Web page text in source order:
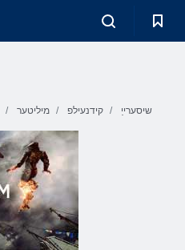
מיליטער קידנעילפ שיסערייַ